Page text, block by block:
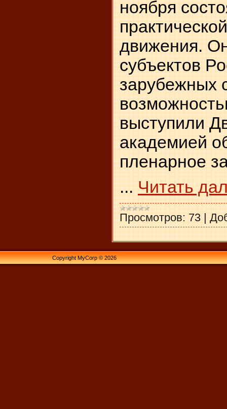
ноября
движения.
субъектов
зарубежных
выступили
академией
пленарное
... Читать
Просмотров: 73 |
Copyright MyCorp © 2026